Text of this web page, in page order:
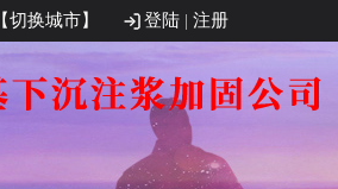
【切换城市】 登陆 | 注册